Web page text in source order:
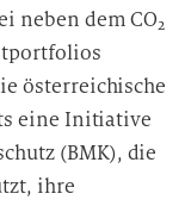
neben dem CO2
österreichische
eine Initiative
(BMK), die
ihre